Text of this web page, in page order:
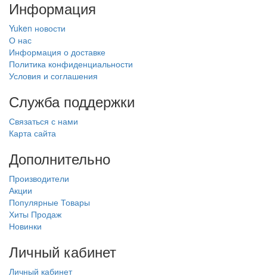
Информация
Yuken новости
О нас
Информация о доставке
Политика конфиденциальности
Условия и соглашения
Служба поддержки
Связаться с нами
Карта сайта
Дополнительно
Производители
Акции
Популярные Товары
Хиты Продаж
Новинки
Личный кабинет
Личный кабинет